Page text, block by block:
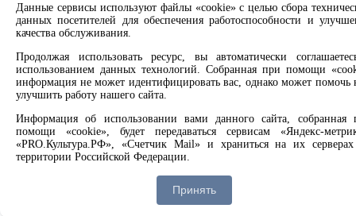
Вконтакте
Одноклассники
Max
Заметили опечатку? Выделите текст с ошибкой и нажмите
клавиши Ctrl+Enter или ссылку ниже
Сообщить об ошибке
2008 –2026© Централизованная городская библиотечная
Данные сервисы используют файлы «cookie» с целью сбора
данных посетителей для обеспечения работоспособности и
качества обслуживания.
Продолжая использовать ресурс, вы автоматически
использованием данных технологий. Собранная при помощи
информация не может идентифицировать вас, однако может помочь
улучшить работу нашего сайта.
Информация об использовании вами данного сайта, собранная
помощи «cookie», будет передаваться сервисам «Яндекс-
«PRO.Культура.РФ», «Счетчик Mail» и храниться на их
территории Российской Федерации.
Вы можете отказаться от использования «cookie»,
соответствующие настройки в браузере.
Принять